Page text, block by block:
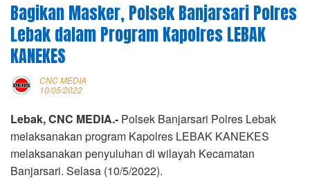
Bagikan Masker, Polsek Banjarsari Polres
Lebak dalam Program Kapolres LEBAK
KANEKES
CNC MEDIA
10/05/2022
Lebak, CNC MEDIA.- Polsek Banjarsari Polres Lebak
melaksanakan program Kapolres LEBAK KANEKES
melaksanakan penyuluhan di wilayah Kecamatan
Banjarsari. Selasa (10/5/2022).